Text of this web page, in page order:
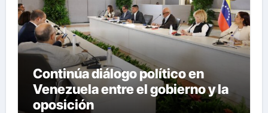
Continúa diálogo político en
Venezuela entre el gobierno y la
oposición